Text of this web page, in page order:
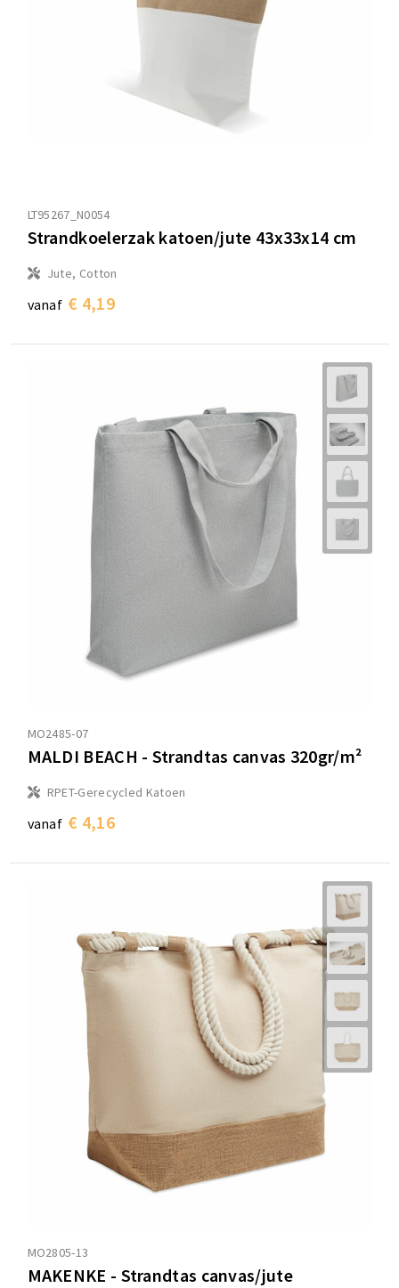
LT95267_N0054
Strandkoelerzak katoen/jute 43x33x14 cm
Jute, Cotton
vanaf € 4,19
MO2485-07
MALDI BEACH - Strandtas canvas 320gr/m²
RPET-Gerecycled Katoen
vanaf € 4,16
MO2805-13
MAKENKE - Strandtas canvas/jute